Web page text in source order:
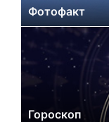
Фотофакт
Гороскоп